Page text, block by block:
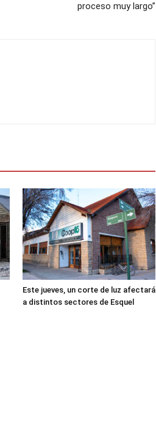
proceso muy largo”
Este jueves, un corte de luz afectará
a distintos sectores de Esquel